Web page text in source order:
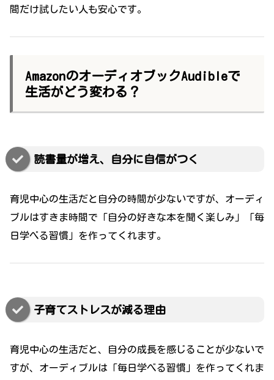
間だけ試したい人も安心です。
AmazonのオーディオブックAudibleで
生活がどう変わる？
読書量が増え、自分に自信がつく
育児中心の生活だと自分の時間が少ないですが、オーディ
ブルはすきま時間で「自分の好きな本を聞く楽しみ」「毎
日学べる習慣」を作ってくれます。
子育てストレスが減る理由
育児中心の生活だと、自分の成長を感じることが少ないで
すが、オーディブルは「毎日学べる習慣」を作ってくれま